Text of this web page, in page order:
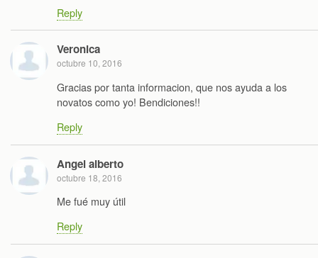
Reply
Veronica
octubre 10, 2016
Gracias por tanta informacion, que nos ayuda a los
novatos como yo! Bendiciones!!
Reply
Angel alberto
octubre 18, 2016
Me fué muy útil
Reply